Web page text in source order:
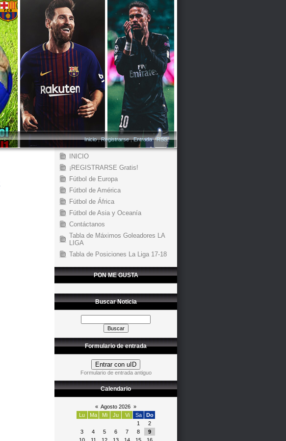
Inicio|Registrarse|Entrada|RSS
INICIO
¡REGISTRARSE Gratis!
Fútbol de Europa
Fútbol de América
Fútbol de África
Fútbol de Asia y Oceanía
Contáctanos
Tabla de Máximos Goleadores LA
LIGA
Tabla de Posiciones La Liga 17-18
PON ME GUSTA
Buscar Noticia
Formulario de entrada
Entrar con uID
Formulario de entrada antiguo
Calendario
« Agosto 2026 »
Lu
Ma Mi Ju Vi Sa
Do
1
2
3
4 5 6 7 8
9